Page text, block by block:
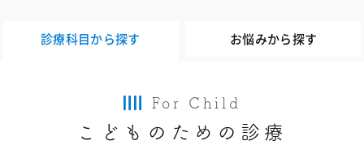
診療科目から探す お悩みから探す
For Child
こどものための診療